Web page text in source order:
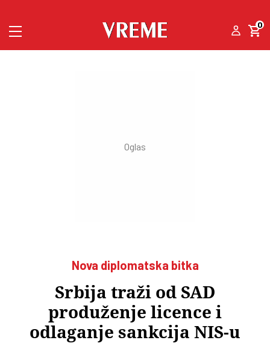
0
Nova diplomatska bitka
Srbija traži od SAD
produženje licence i
odlaganje sankcija NIS-u